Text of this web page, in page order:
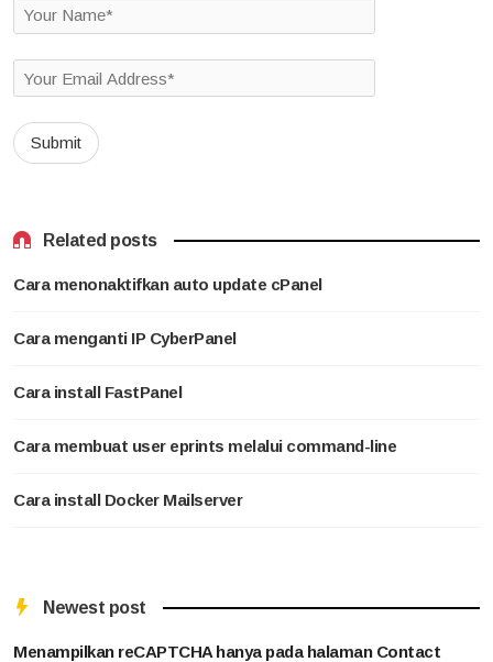
Related posts
Cara menonaktifkan auto update cPanel
Cara menganti IP CyberPanel
Cara install FastPanel
Cara membuat user eprints melalui command-line
Cara install Docker Mailserver
Newest post
Menampilkan reCAPTCHA hanya pada halaman Contact